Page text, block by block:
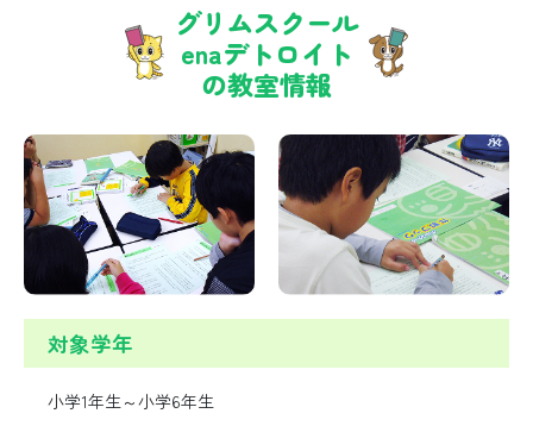
グリムスクール
enaデトロイト
の教室情報
対象学年
小学1年生～小学6年生